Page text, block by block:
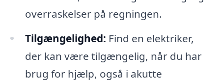
overraskelser på regningen.
Tilgængelighed: Find en elektriker,
der kan være tilgængelig, når du har
brug for hjælp, også i akutte